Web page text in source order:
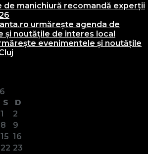
de manichiură recomandă experții
urmărește agenda de
și noutățile de interes local
evenimentele și noutățile
S
D
1
2
8
9
15 16
22 23